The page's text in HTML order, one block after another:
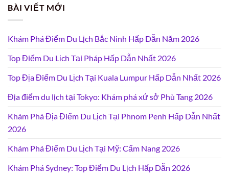
BÀI VIẾT MỚI
Khám Phá Điểm Du Lịch Bắc Ninh Hấp Dẫn Năm 2026
Top Điểm Du Lịch Tại Pháp Hấp Dẫn Nhất 2026
Top Địa Điểm Du Lịch Tại Kuala Lumpur Hấp Dẫn Nhất 2026
Địa điểm du lịch tại Tokyo: Khám phá xứ sở Phù Tang 2026
Khám Phá Địa Điểm Du Lịch Tại Phnom Penh Hấp Dẫn Nhất
2026
Khám Phá Điểm Du Lịch Tại Mỹ: Cẩm Nang 2026
Khám Phá Sydney: Top Điểm Du Lịch Hấp Dẫn 2026